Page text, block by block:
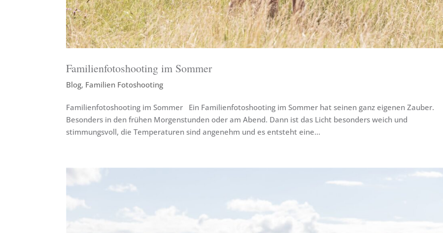
Familienfotoshooting im Sommer
Blog, Familien Fotoshooting
Familienfotoshooting im Sommer Ein Familienfotoshooting im Sommer hat seinen ganz eigenen Zauber.
Besonders in den frühen Morgenstunden oder am Abend. Dann ist das Licht besonders weich und
stimmungsvoll, die Temperaturen sind angenehm und es entsteht eine...